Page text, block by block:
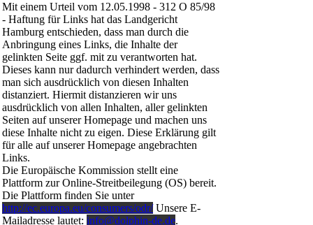
Mit einem Urteil vom 12.05.1998 - 312 O 85/98
- Haftung für Links hat das Landgericht
Hamburg entschieden, dass man durch die
Anbringung eines Links, die Inhalte der
gelinkten Seite ggf. mit zu verantworten hat.
Dieses kann nur dadurch verhindert werden, dass
man sich ausdrücklich von diesen Inhalten
distanziert. Hiermit distanzieren wir uns
ausdrücklich von allen Inhalten, aller gelinkten
Seiten auf unserer Homepage und machen uns
diese Inhalte nicht zu eigen. Diese Erklärung gilt
für alle auf unserer Homepage angebrachten
Links.
Die Europäische Kommission stellt eine
Plattform zur Online-Streitbeilegung (OS) bereit.
Die Plattform finden Sie unter
http://ec.europa.eu/consumers/odr/Unsere E-
Mailadresse lautet: info@dolphin-de.de.